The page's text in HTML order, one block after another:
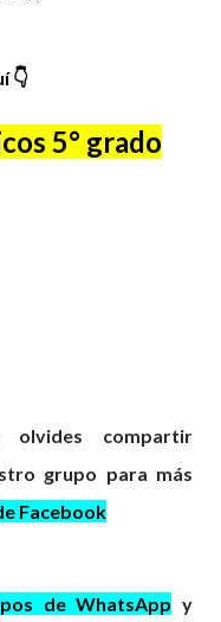
👇
5° grado
olvides compartir
grupo para más
Facebook
de WhatsApp y